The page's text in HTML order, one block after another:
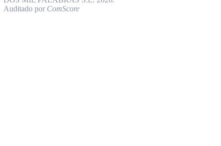
Auditado por ComScore